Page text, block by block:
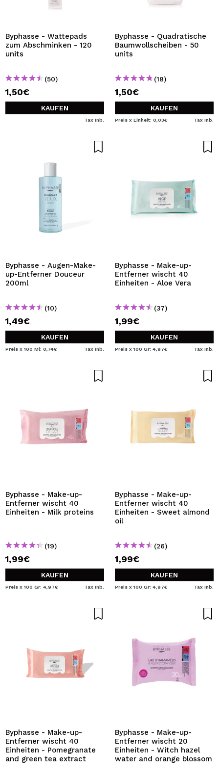
Byphasse - Wattepads
zum Abschminken - 120
units
(50)
1,50€
KAUFEN
Tax Inb.
Byphasse - Quadratische
Baumwollscheiben - 50
units
(18)
1,50€
KAUFEN
Preis x Einheit: 0,03€ Tax Inb.
Byphasse - Augen-Make-
up-Entferner Douceur
200ml
(10)
1,49€
KAUFEN
Preis x 100 Ml: 0,74€ Tax Inb.
Byphasse - Make-up-
Entferner wischt 40
Einheiten - Aloe Vera
(37)
1,99€
KAUFEN
Preis x 100 Gr: 4,97€ Tax Inb.
Byphasse - Make-up-
Entferner wischt 40
Einheiten - Milk proteins
(19)
1,99€
KAUFEN
Preis x 100 Gr: 4,97€ Tax Inb.
Byphasse - Make-up-
Entferner wischt 40
Einheiten - Sweet almond
oil
(26)
1,99€
KAUFEN
Preis x 100 Gr: 4,97€ Tax Inb.
Byphasse - Make-up-
Entferner wischt 40
Einheiten - Pomegranate
and green tea extract
Byphasse - Make-up-
Entferner wischt 20
Einheiten - Witch hazel
water and orange blossom